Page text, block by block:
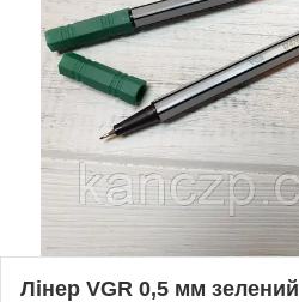
Лінер VGR 0,5 мм зелений